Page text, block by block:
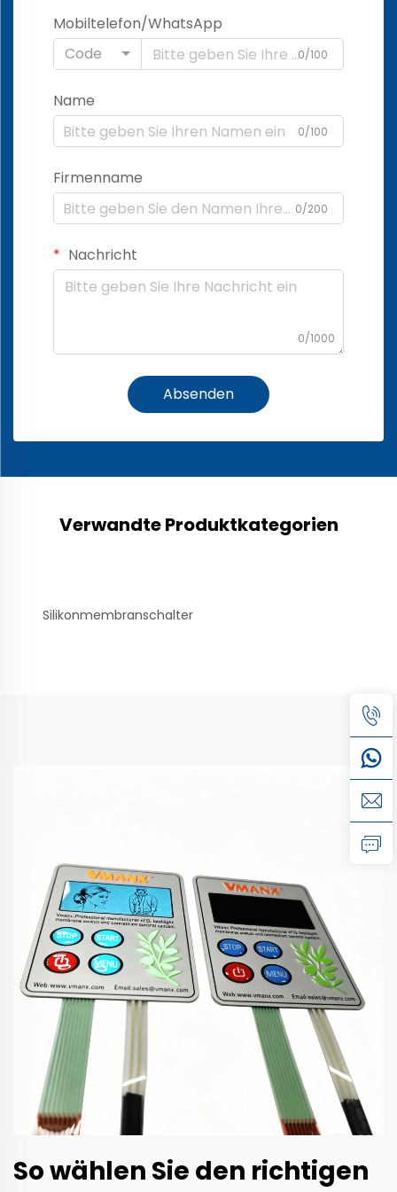
Mobiltelefon/WhatsApp
Code
0/100
Name
0/100
Firmenname
0/200
Nachricht
0/1000
Absenden
Verwandte Produktkategorien
Silikonmembranschalter
So wählen Sie den richtigen